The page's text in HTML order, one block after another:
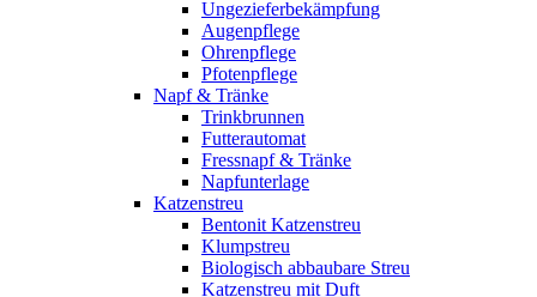
Ungezieferbekämpfung
Augenpflege
Ohrenpflege
Pfotenpflege
Napf & Tränke
Trinkbrunnen
Futterautomat
Fressnapf & Tränke
Napfunterlage
Katzenstreu
Bentonit Katzenstreu
Klumpstreu
Biologisch abbaubare Streu
Katzenstreu mit Duft